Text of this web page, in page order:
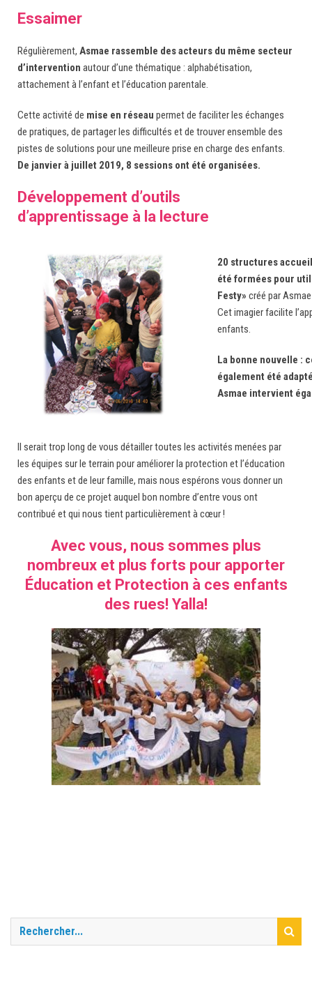
Essaimer
Régulièrement, Asmae rassemble des acteurs du même secteur
d’intervention autour d’une thématique : alphabétisation,
attachement à l’enfant et l’éducation parentale.
Cette activité de mise en réseau permet de faciliter les échanges
de pratiques, de partager les difficultés et de trouver ensemble des
pistes de solutions pour une meilleure prise en charge des enfants.
De janvier à juillet 2019, 8 sessions ont été organisées.
Développement d’outils
d’apprentissage à la lecture
20 structures
été formées pour
Festy» créé par
Cet imagier facilite
enfants.
La bonne nouvelle :
également été
Asmae intervient
Il serait trop long de vous détailler toutes les activités menées par
les équipes sur le terrain pour améliorer la protection et l’éducation
des enfants et de leur famille, mais nous espérons vous donner un
bon aperçu de ce projet auquel bon nombre d’entre vous ont
contribué et qui nous tient particulièrement à cœur !
Avec vous, nous sommes plus
nombreux et plus forts pour apporter
Éducation et Protection à ces enfants
des rues! Yalla!